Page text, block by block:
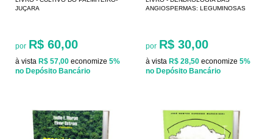
JUÇARA
por R$ 60,00
à vista R$ 57,00 economize 5%
no Depósito Bancário
ANGIOSPERMAS: LEGUMINOSAS
por R$ 30,00
à vista R$ 28,50 economize 5%
no Depósito Bancário